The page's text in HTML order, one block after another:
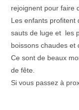
rejoignent pour faire
Les enfants profitent
sauts de luge et les
boissons chaudes et
Ce sont de beaux
de fête.
Si vous passez à